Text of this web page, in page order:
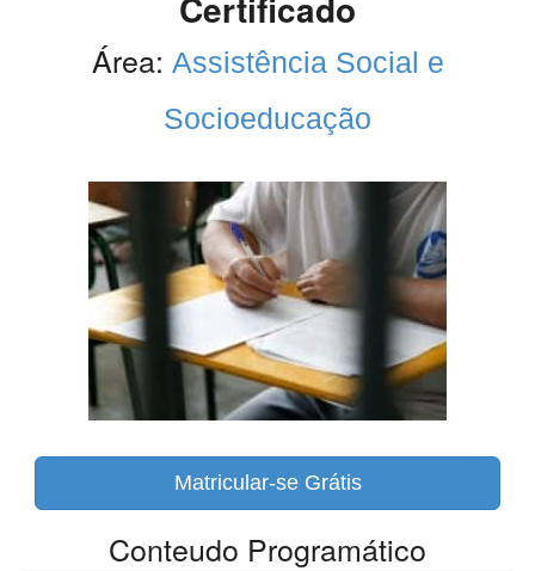
Área: Assistência Social e
Socioeducação
Matricular-se Grátis
Conteudo Programático